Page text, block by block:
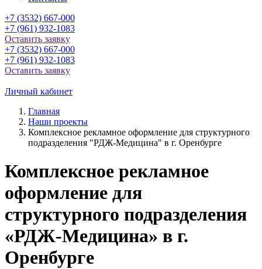
+7 (3532) 667-000
+7 (961) 932-1083
Оставить заявку
+7 (3532) 667-000
+7 (961) 932-1083
Оставить заявку
Личный кабинет
Главная
Наши проекты
Комплексное рекламное оформление для структурного
подразделения "РДЖ-Медицина" в г. Оренбурге
Комплексное рекламное
оформление для
структурного подразделения
«РДЖ-Медицина» в г.
Оренбурге